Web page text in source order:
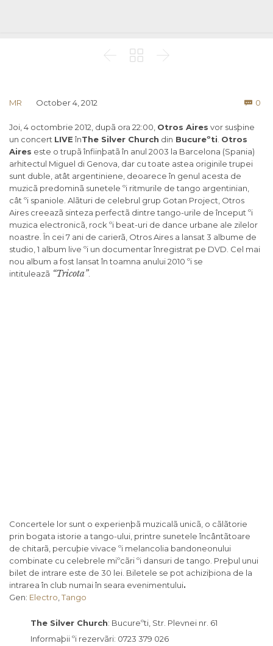
  
MR October 4, 2012  0
Joi, 4 octombrie 2012, dupã ora 22:00, Otros Aires vor susþine
un concert LIVE înThe Silver Church din Bucureºti Otros
Aires este o trupã înfiinþatã în anul 2003 la Barcelona (Spania)
arhitectul Miguel di Genova, dar cu toate astea originile trupei
sunt duble, atât argentiniene, deoarece în genul acesta de
muzicã predominã sunetele ºi ritmurile de tango argentinian,
cât ºi spaniole. Alãturi de celebrul grup Gotan Project, Otros
Aires creeazã sinteza perfectã dintre tango-urile de început ºi
muzica electronicã, rock ºi beat-uri de dance urbane ale zilelor
noastre. În cei 7 ani de carierã, Otros Aires a lansat 3 albume de
studio, 1 album live ºi un documentar înregistrat pe DVD. Cel mai
nou album a fost lansat în toamna anului 2010 ºi se
intituleazã “Tricota”.
Concertele lor sunt o experienþã muzicalã unicã, o cãlãtorie
prin bogata istorie a tango-ului, printre sunetele încântãtoare
de chitarã, percuþie vivace ºi melancolia bandoneonului
combinate cu celebrele miºcãri ºi dansuri de tango. Preþul unui
bilet de intrare este de 30 lei. Biletele se pot achiziþiona de la
intrarea în club numai în seara evenimentului.
Gen: Electro ,Tango
The Silver Church: Bucureºti, Str. Plevnei nr. 61
Informaþii ºi rezervãri: 0723 379 026